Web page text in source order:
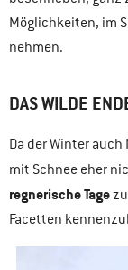
Möglichkeiten, im
nehmen.
DAS WILDE
Da der Winter
mit Schnee eher
regnerische Tage
Facetten